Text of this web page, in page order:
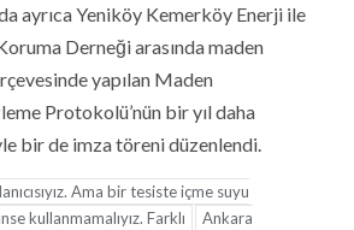
ayrıca Yeniköy Kemerköy Enerji ile
Derneği arasında maden
yapılan Maden
Protokolü’nün bir yıl daha
bir de imza töreni düzenlendi.
Ama bir tesiste içme suyu
kullanmamalıyız. Farklı
Ankara